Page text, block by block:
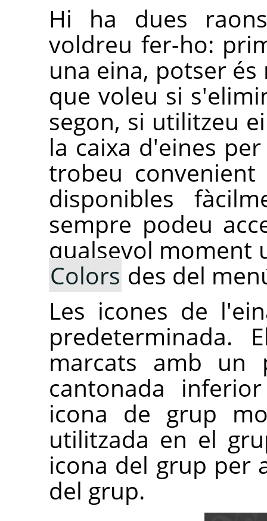
Hi ha dues
voldreu fer-ho:
una eina, potser
que voleu si
segon, si utilitzeu
la caixa d'eines
trobeu
disponibles
sempre podeu
qualsevol moment
Colors des del
Les icones de
predeterminada.
marcats amb
cantonada
icona de grup
utilitzada en el
icona del grup per
del grup.